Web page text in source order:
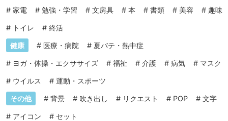
# 家電 # 勉強・学習 # 文房具 # 本 # 書類 # 美容 # 趣味
# トイレ # 終活
健康 # 医療・病院 # 夏バテ・熱中症
# ヨガ・体操・エクササイズ # 福祉 # 介護 # 病気 # マスク
# ウイルス # 運動・スポーツ
その他 # 背景 # 吹き出し # リクエスト # POP # 文字
# アイコン # セット